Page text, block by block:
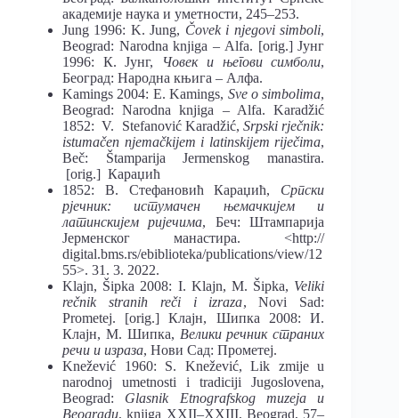
академије наука и уметности, 245–253.
Jung 1996: K. Jung, Čovek i njegovi simboli,
Beograd: Narodna knjiga – Alfa. [orig.] Јунг
1996: К. Јунг,
Човек и његови симболи,
Београд: Народна књига – Алфа.
Kamings 2004: E. Kamings, Sve o simbolima,
Beograd: Narodna knjiga – Alfa. Karadžić
1852: V. Stefanović Karadžić,Srpski rječnik:
istumačen njemačkijem i latinskijem riječima,
Beč: Štamparija Jermenskog manastira.
[orig.] Караџић
1852: В. Стефановић Караџић, Српски
рјечник: истумачен њемачкијем и
латинскијем ријечима, Беч: Штампарија
Јерменског манастира. <http://
digital.bms.rs/ebiblioteka/publications/view/12
55>. 31. 3. 2022.
Klajn, Šipka 2008: I. Klajn, M. Šipka, Veliki
rečnik stranih reči i izraza, Novi Sad:
Prometej. [orig.] Клајн, Шипка 2008: И.
Клајн, М. Шипка, Велики речник страних
речи и израза, Нови Сад: Прометеј.
Knežević 1960: S. Knežević, Lik zmije u
narodnoj umetnosti i tradiciji Jugoslovena,
Beograd: Glasnik Etnografskog muzeja u
Beogradu, knjiga XXII–XXIII, Beograd, 57–